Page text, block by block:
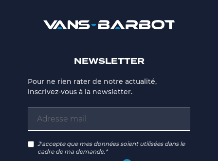
NEWSLETTER
Pour ne rien rater de notre actualité,
inscrivez-vous à la newsletter.
J'accepte que mes données soient utilisées dans le
cadre de ma demande.*